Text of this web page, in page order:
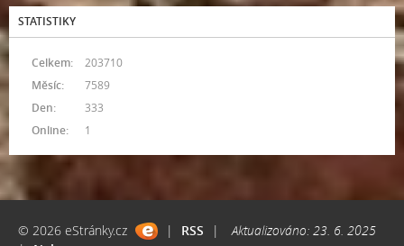
STATISTIKY
Online: 1
Celkem:
203710
Měsíc:
7589
Den:
333
© 2026 eStránky.cz | RSS |
Aktualizováno: 23. 6. 2025